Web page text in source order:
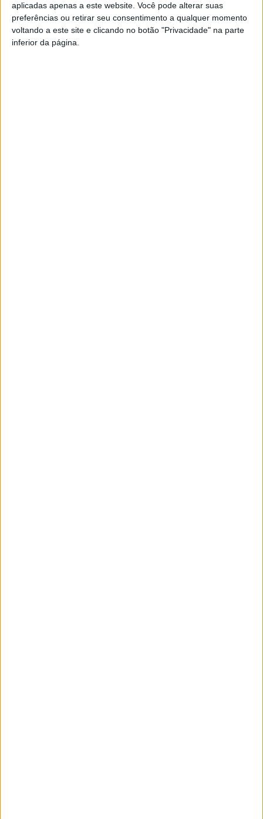
aplicadas apenas a este website. Você pode alterar suas
preferências ou retirar seu consentimento a qualquer momento
voltando a este site e clicando no botão "Privacidade" na parte
inferior da página.
Pub